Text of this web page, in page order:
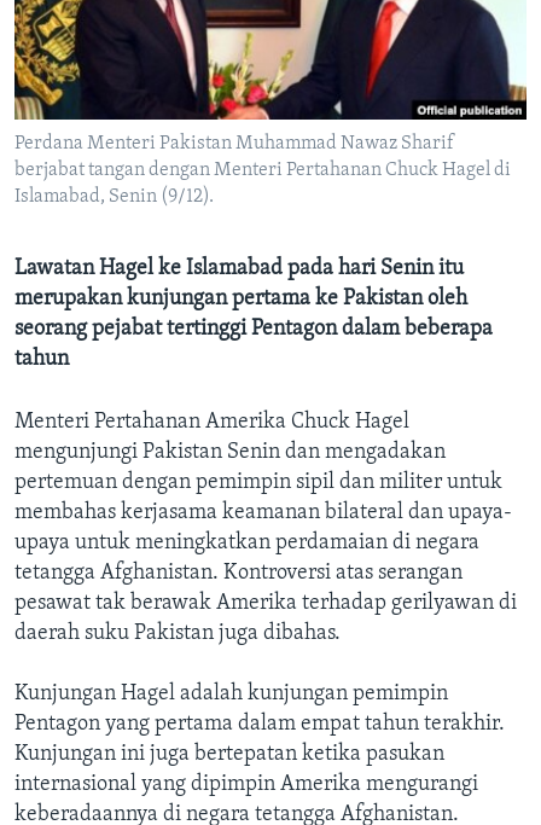
Perdana Menteri Pakistan Muhammad Nawaz Sharif
berjabat tangan dengan Menteri Pertahanan Chuck Hagel di
Islamabad, Senin (9/12).
Lawatan Hagel ke Islamabad pada hari Senin itu
merupakan kunjungan pertama ke Pakistan oleh
seorang pejabat tertinggi Pentagon dalam beberapa
tahun
Menteri Pertahanan Amerika Chuck Hagel
mengunjungi Pakistan Senin dan mengadakan
pertemuan dengan pemimpin sipil dan militer untuk
membahas kerjasama keamanan bilateral dan upaya-
upaya untuk meningkatkan perdamaian di negara
tetangga Afghanistan. Kontroversi atas serangan
pesawat tak berawak Amerika terhadap gerilyawan di
daerah suku Pakistan juga dibahas.
Kunjungan Hagel adalah kunjungan pemimpin
Pentagon yang pertama dalam empat tahun terakhir.
Kunjungan ini juga bertepatan ketika pasukan
internasional yang dipimpin Amerika mengurangi
keberadaannya di negara tetangga Afghanistan.